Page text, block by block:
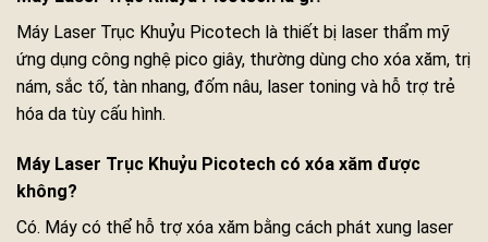
Máy Laser Trục Khuỷu Picotech là thiết bị laser thẩm mỹ
ứng dụng công nghệ pico giây, thường dùng cho xóa xăm, trị
nám, sắc tố, tàn nhang, đốm nâu, laser toning và hỗ trợ trẻ
hóa da tùy cấu hình.
Máy Laser Trục Khuỷu Picotech có xóa xăm được
không?
Có. Máy có thể hỗ trợ xóa xăm bằng cách phát xung laser